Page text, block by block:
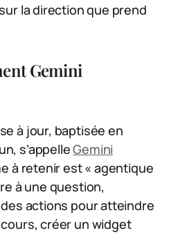
la direction que prend
Gemini
à jour, baptisée en
s’appelleGemini
à retenir est « agentique
à une question,
actions pour atteindre
créer un widget